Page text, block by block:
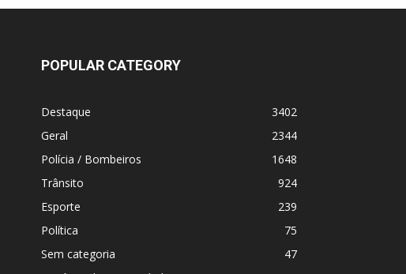
POPULAR CATEGORY
Destaque
3402
Geral
2344
Polícia / Bombeiros
1648
Trânsito
924
Esporte
239
Política
75
Sem categoria
47